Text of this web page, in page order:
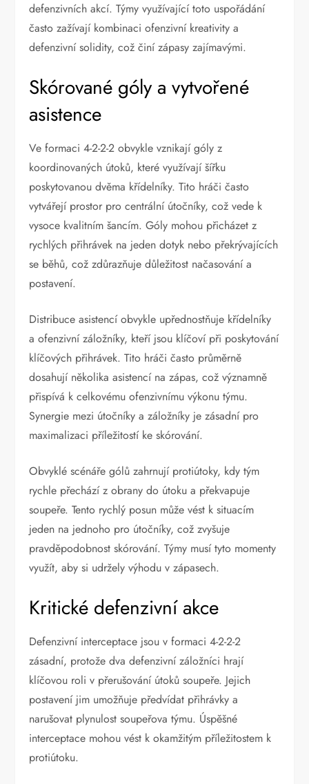
defenzivních akcí. Týmy využívající toto uspořádání
často zažívají kombinaci ofenzivní kreativity a
defenzivní solidity, což činí zápasy zajímavými.
Skórované góly a vytvořené
asistence
Ve formaci 4-2-2-2 obvykle vznikají góly z
koordinovaných útoků, které využívají šířku
poskytovanou dvěma křídelníky. Tito hráči často
vytvářejí prostor pro centrální útočníky, což vede k
vysoce kvalitním šancím. Góly mohou přicházet z
rychlých přihrávek na jeden dotyk nebo překrývajících
se běhů, což zdůrazňuje důležitost načasování a
postavení.
Distribuce asistencí obvykle upřednostňuje křídelníky
a ofenzivní záložníky, kteří jsou klíčoví při poskytování
klíčových přihrávek. Tito hráči často průměrně
dosahují několika asistencí na zápas, což významně
přispívá k celkovému ofenzivnímu výkonu týmu.
Synergie mezi útočníky a záložníky je zásadní pro
maximalizaci příležitostí ke skórování.
Obvyklé scénáře gólů zahrnují protiútoky, kdy tým
rychle přechází z obrany do útoku a překvapuje
soupeře. Tento rychlý posun může vést k situacím
jeden na jednoho pro útočníky, což zvyšuje
pravděpodobnost skórování. Týmy musí tyto momenty
využít, aby si udržely výhodu v zápasech.
Kritické defenzivní akce
Defenzivní interceptace jsou v formaci 4-2-2-2
zásadní, protože dva defenzivní záložníci hrají
klíčovou roli v přerušování útoků soupeře. Jejich
postavení jim umožňuje předvídat přihrávky a
narušovat plynulost soupeřova týmu. Úspěšné
interceptace mohou vést k okamžitým příležitostem k
protiútoku.